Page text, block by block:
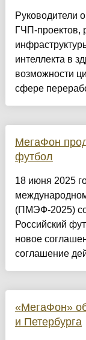
Руководители
ГЧП-проектов,
интеллекта в
возможности
сфере
МегаФон
футбол
18 июня 2025
(ПМЭФ-2025)
Российский
новое
соглашение
«МегаФон»
и Петербурга